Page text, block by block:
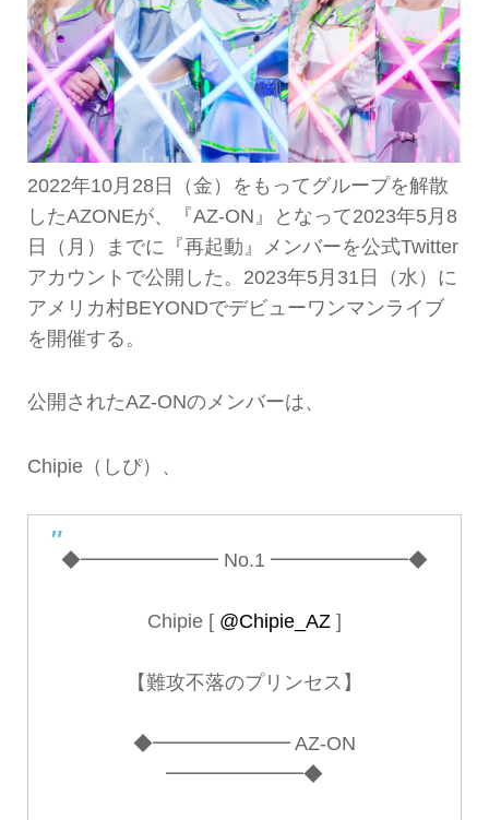
2022年10月28日（金）をもってグループを解散
したAZONEが、『AZ-ON』となって2023年5月8
日（月）までに『再起動』メンバーを公式Twitter
アカウントで公開した。2023年5月31日（水）に
アメリカ村BEYONDでデビューワンマンライブ
を開催する。
公開されたAZ-ONのメンバーは、
Chipie（しぴ）、
◆━━━━━━━ No.1 ━━━━━━━◆
Chipie [ @Chipie_AZ ]
【難攻不落のプリンセス】
◆━━━━━━━ AZ-ON
━━━━━━━◆